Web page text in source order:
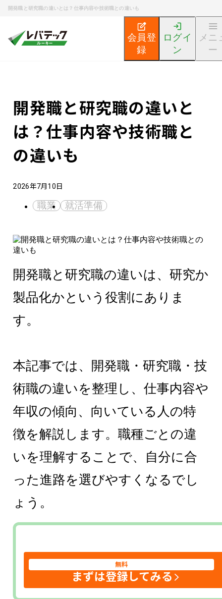
開発職と研究職の違いとは？仕事内容や技術職との違いも
会員登
録
ログイ
ン
メニ
ー
エンジニア就活ノウハウ記事
開発職と研究職の違いと
は？仕事内容や技術職と
の違いも
2026年7月10日
職業 就活準備
開発職と研究職の違いは、研究か
製品化かという役割にありま
す。
本記事では、開発職・研究職・技
術職の違いを整理し、仕事内容や
年収の傾向、向いている人の特
徴を解説します。職種ごとの違
いを理解することで、自分に合
った進路を選びやすくなるでし
ょう。
無料
まずは登録してみる